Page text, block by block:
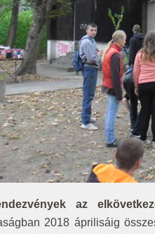
az
2018 áprilisáig